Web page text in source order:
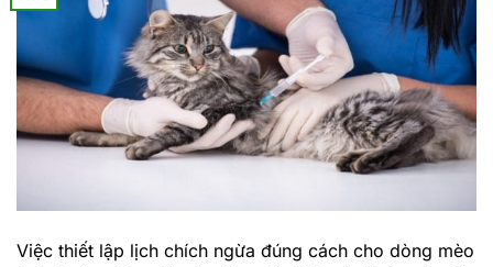
Việc thiết lập lịch chích ngừa đúng cách cho dòng mèo